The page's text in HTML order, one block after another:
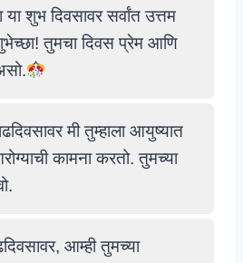
या शुभ दिवसावर सर्वांत उत्तम
तुमचा दिवस प्रेम आणि
मी तुम्हाला आयुष्यात
कामना करतो. तुमच्या
आम्ही तुमच्या